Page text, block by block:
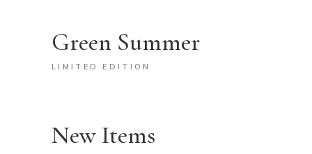
Green Summer
LIMITED EDITION
New Items